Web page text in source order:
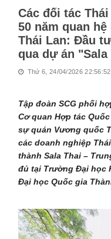
Các đối tác
50 năm quan
Thái Lan: Đầu
qua dự án "Sala
Thứ 6, 24/04/2026
Tập đoàn SCG phối
Cơ quan Hợp tác
sự quán Vương quốc
các doanh nghiệp
thành Sala Thai –
đủ tại Trường Đại học
Đại học Quốc gia